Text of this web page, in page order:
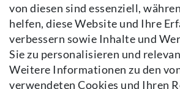
Daten­schutz­erklärung
AGB
Kontakt
Vertrag widerrufen
von diesen sind essenziell,
helfen, diese Website und Ihre
verbessern sowie Inhalte und
Sie zu personalisieren und
Weitere Informationen zu den
verwendeten Cookies und Ihren